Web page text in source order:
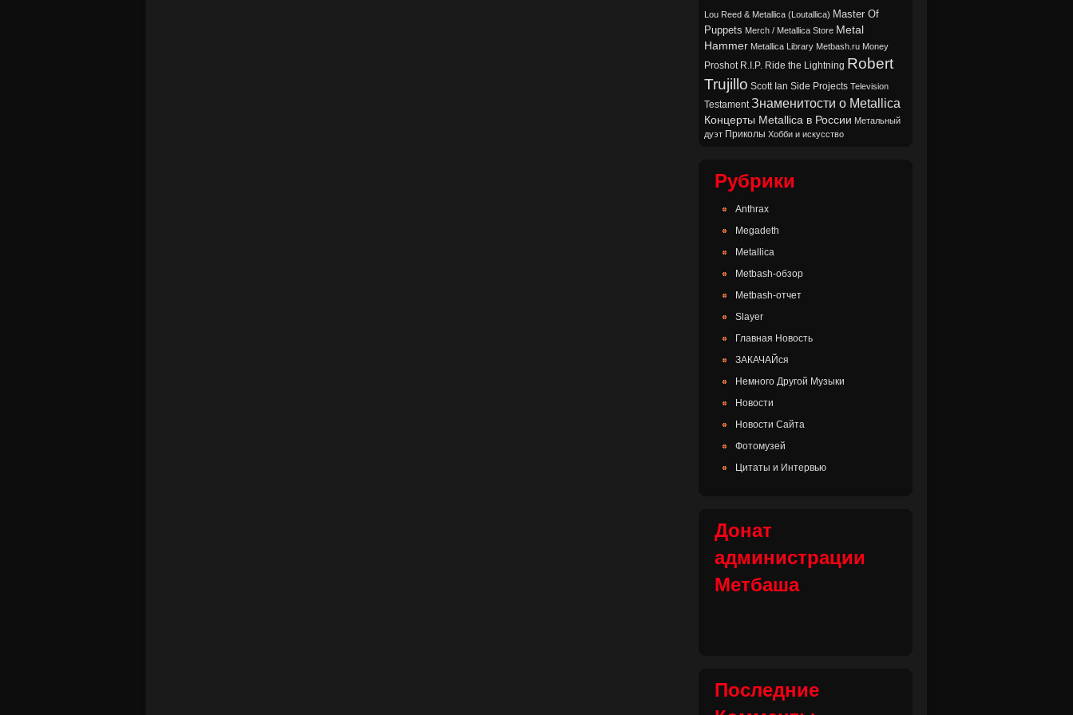
Lou Reed & Metallica (Loutallica) Master Of
Puppets Merch / Metallica Store Metal
Hammer Metallica Library Metbash.ru Money
Proshot R.I.P. Ride the Lightning Robert
Trujillo Scott Ian Side Projects Television
Testament Знаменитости о Metallica
Концерты Metallica в России Метальный
дуэт Приколы Хобби и искусство
Рубрики
Anthrax
Megadeth
Metallica
Metbash-обзор
Metbash-отчет
Slayer
Главная Новость
ЗАКАЧАЙся
Немного Другой Музыки
Новости
Новости Сайта
Фотомузей
Цитаты и Интервью
Донат
администрации
Метбаша
Последние